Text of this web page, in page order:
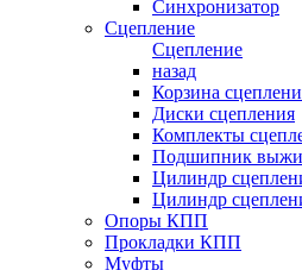
Синхронизатор
Сцепление
Сцепление
назад
Корзина
Диски сцепления
Комплекты
Подшипник
Цилиндр
Цилиндр
Опоры КПП
Прокладки КПП
Муфты